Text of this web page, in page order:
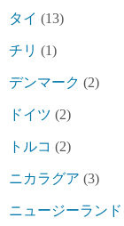
タイ (13)
チリ (1)
デンマーク (2)
ドイツ (2)
トルコ (2)
ニカラグア (3)
ニュージーランド